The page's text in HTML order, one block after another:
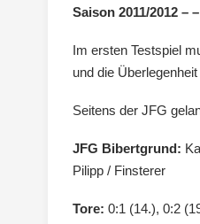
Saison 2011/2012 –
Im ersten Testspiel
und die
Seitens der JFG
JFG Bibertgrund:
Pilipp / Finsterer
Tore: 0:1 (14.), 0:2